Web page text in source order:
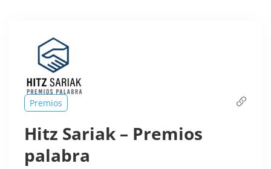
Premios
Hitz Sariak – Premios
palabra